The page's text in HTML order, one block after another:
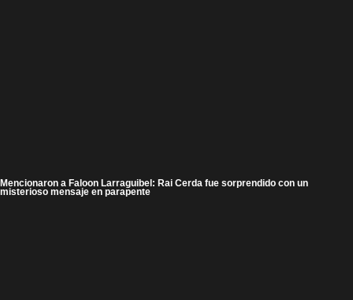
Mencionaron a Faloon Larraguibel: Rai Cerda fue sorprendido con un
misterioso mensaje en parapente